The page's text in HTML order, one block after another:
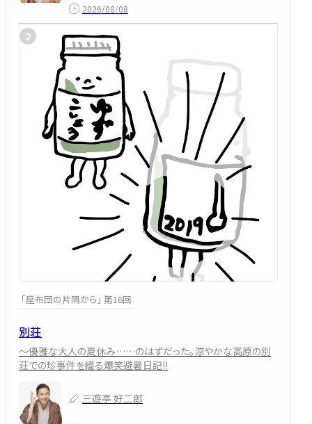
2026/08/08
「座布団の片隅から」 第16回
別荘
～優雅な大人の夏休み……のはずだった。涼やかな高原の別
荘での珍事件を綴る爆笑避暑日記!!
三遊亭 好二郎